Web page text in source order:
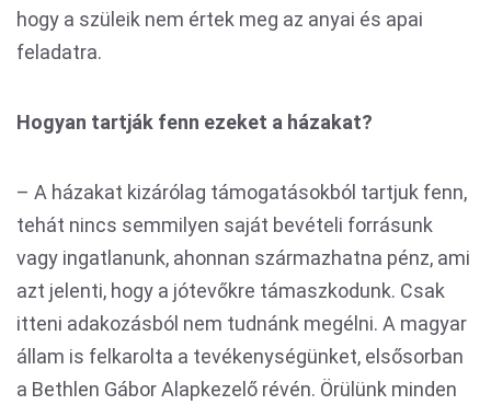
hogy a szüleik nem értek meg az anyai és apai
feladatra.
Hogyan tartják fenn ezeket a házakat?
– A házakat kizárólag támogatásokból tartjuk fenn,
tehát nincs semmilyen saját bevételi forrásunk
vagy ingatlanunk, ahonnan származhatna pénz, ami
azt jelenti, hogy a jótevőkre támaszkodunk. Csak
itteni adakozásból nem tudnánk megélni. A magyar
állam is felkarolta a tevékenységünket, elsősorban
a Bethlen Gábor Alapkezelő révén. Örülünk minden